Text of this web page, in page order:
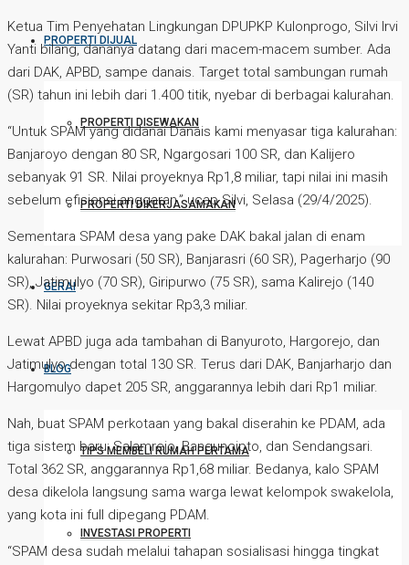
PROPERTI DIJUAL
PROPERTI DISEWAKAN
PROPERTI DIKERJASAMAKAN
GERAI
BLOG
TIPS MEMBELI RUMAH PERTAMA
INVESTASI PROPERTI
Ketua Tim Penyehatan Lingkungan DPUPKP Kulonprogo, Silvi Irvi
Yanti bilang, dananya datang dari macem-macem sumber. Ada
dari DAK, APBD, sampe danais. Target total sambungan rumah
(SR) tahun ini lebih dari 1.400 titik, nyebar di berbagai kalurahan.
“Untuk SPAM yang didanai Danais kami menyasar tiga kalurahan:
Banjaroyo dengan 80 SR, Ngargosari 100 SR, dan Kalijero
sebanyak 91 SR. Nilai proyeknya Rp1,8 miliar, tapi nilai ini masih
sebelum efisiensi anggaran,” ucap Silvi, Selasa (29/4/2025).
Sementara SPAM desa yang pake DAK bakal jalan di enam
kalurahan: Purwosari (50 SR), Banjarasri (60 SR), Pagerharjo (90
SR), Jatimulyo (70 SR), Giripurwo (75 SR), sama Kalirejo (140
SR). Nilai proyeknya sekitar Rp3,3 miliar.
Lewat APBD juga ada tambahan di Banyuroto, Hargorejo, dan
Jatimulyo dengan total 130 SR. Terus dari DAK, Banjarharjo dan
Hargomulyo dapet 205 SR, anggarannya lebih dari Rp1 miliar.
Nah, buat SPAM perkotaan yang bakal diserahin ke PDAM, ada
tiga sistem baru: Salamrejo, Banguncipto, dan Sendangsari.
Total 362 SR, anggarannya Rp1,68 miliar. Bedanya, kalo SPAM
desa dikelola langsung sama warga lewat kelompok swakelola,
yang kota ini full dipegang PDAM.
“SPAM desa sudah melalui tahapan sosialisasi hingga tingkat